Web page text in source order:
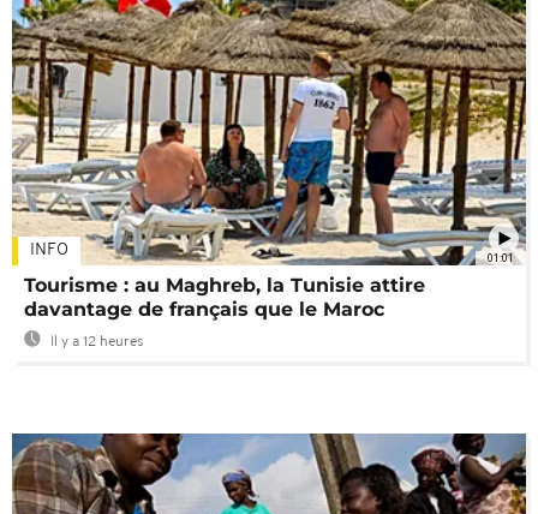
01:01
INFO
Tourisme : au Maghreb, la Tunisie attire
davantage de français que le Maroc
Il y a 12 heures